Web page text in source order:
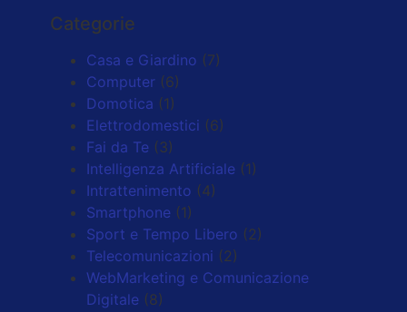
Categorie
Casa e Giardino (7)
Computer(6)
Domotica (1)
Elettrodomestici (6)
Fai da Te(3)
Intelligenza Artificiale(1)
Intrattenimento (4)
Smartphone(1)
Sport e Tempo Libero (2)
Telecomunicazioni (2)
WebMarketing e Comunicazione
Digitale(8)